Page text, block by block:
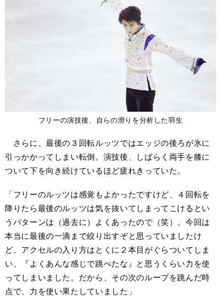
フリーの演技後、自らの滑りを分析した羽生
さらに、最後の３回転ルッツではエッジの後ろが氷に
引っかかってしまい転倒。演技後、しばらく両手を膝に
ついて下を向き続けているほど疲れきっていた。
「フリーのルッツは感覚もよかったですけど、４回転を
降りたら最後のルッツは気を抜いてしまってこけるとい
うパターンは（過去に）よくあったので（笑）。今回は
本当に最後の一滴まで絞り出すぞと思っていましたけ
ど、アクセルの入り方はとくに２本目がぐらついてしま
い、『よくあんな感じで跳べたな』と思うくらい力を使
ってしまいました。だから、その次のループを跳んだ時
点で、力を使い果たしていました」